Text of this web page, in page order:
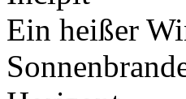
Ein heißer